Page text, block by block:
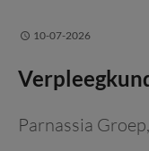
10-07-2026
Parnassia Groep